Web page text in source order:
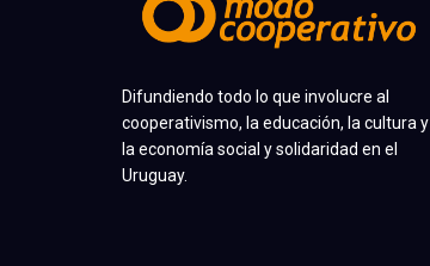
Difundiendo todo lo que involucre al
cooperativismo, la educación, la cultura y
la economía social y solidaridad en el
Uruguay.